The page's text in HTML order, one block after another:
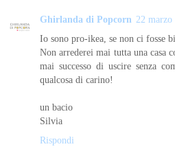
Ghirlanda di Popcorn 22
Io sono pro-ikea, se non ci fosse
Non arrederei mai tutta una casa
mai successo di uscire senza
qualcosa di carino!
un bacio
Silvia
Rispondi